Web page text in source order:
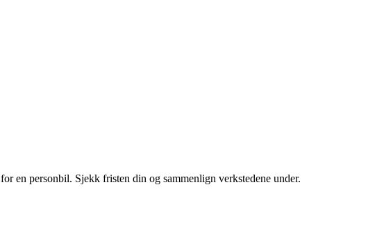
for en personbil. Sjekk fristen din og sammenlign verkstedene under.